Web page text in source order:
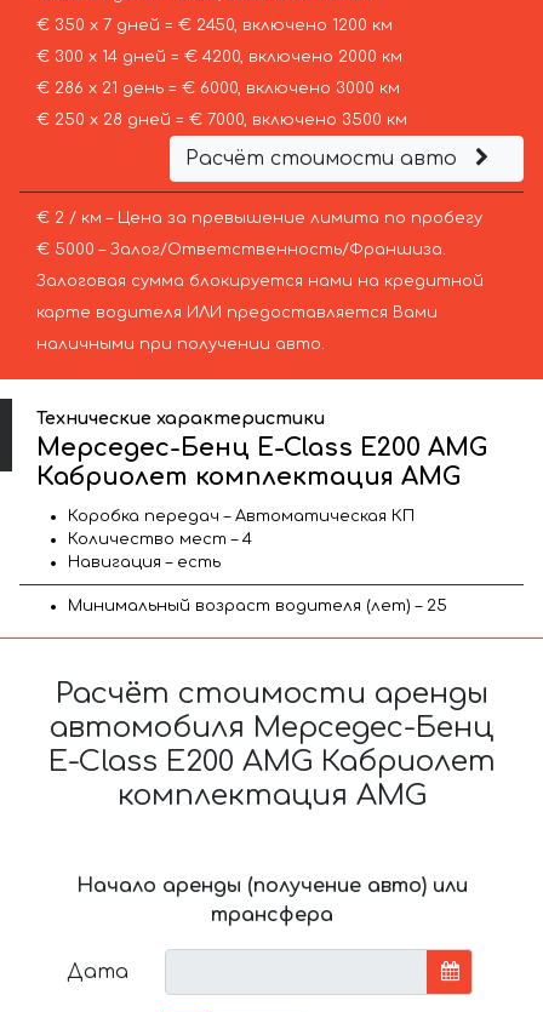
€ 350 х 7 дней = € 2450, включено 1200 км
€ 300 х 14 дней = € 4200, включено 2000 км
€ 286 х 21 день = € 6000, включено 3000 км
€ 250 х 28 дней = € 7000, включено 3500 км
Расчёт стоимости авто
€ 2 / км – Цена за превышение лимита по пробегу
€ 5000 – Залог/Ответственность/Франшиза.
Залоговая сумма блокируется нами на кредитной
карте водителя ИЛИ предоставляется Вами
наличными при получении авто.
Технические характеристики
Мерседес-Бенц E-Class E200 AMG
Кабриолет комплектация AMG
Коробка передач – Автоматическая КП
Количество мест – 4
Навигация – есть
Минимальный возраст водителя (лет) – 25
Расчёт стоимости аренды
автомобиля Мерседес-Бенц
E-Class E200 AMG Кабриолет
комплектация AMG
Начало аренды (получение авто) или
трансфера
Дата